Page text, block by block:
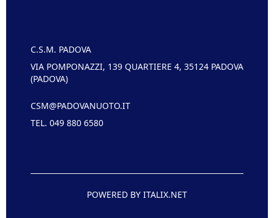
C.S.M. PADOVA
VIA POMPONAZZI, 139 QUARTIERE 4, 35124 PADOVA
(PADOVA)
CSM@PADOVANUOTO.IT
TEL. 049 880 6580
POWERED BY ITALIX.NET